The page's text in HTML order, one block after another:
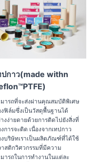
ปกาว(made withn
มารถที่จะส่งผ่านคุณสมบัติพิเศษ
ฟิล์มซึ่งเป็นวัสดุพื้นฐานได้
งง่ายดายด้วยการติดไปยังสิ่งที่
การจะติด เนื่องจากเทปกาว
บริษัทเราเป็นผลิตภัณฑ์ที่ได้ใช้
สติกวิศวกรรมที่มีความ
ารถในการทำงานในแต่ละ